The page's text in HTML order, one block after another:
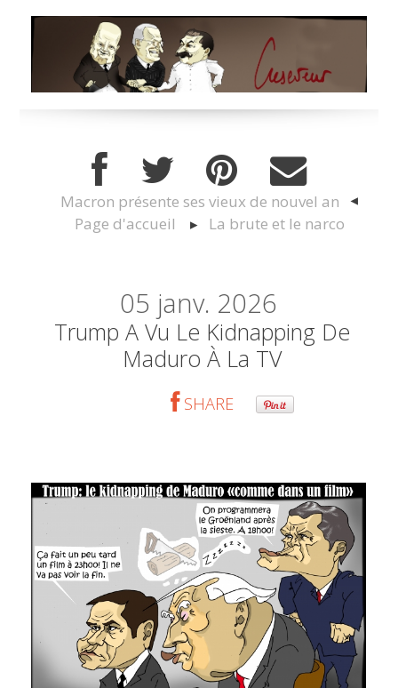
Macron présente ses vieux de nouvel an
Page d'accueil
La brute et le narco
05 janv. 2026
Trump A Vu Le Kidnapping De
Maduro À La TV
SHARE